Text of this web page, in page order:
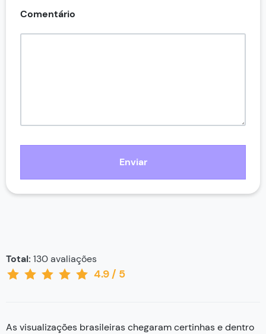
Comentário
Enviar
4.9 / 5
Total: 130avaliações
As visualizações brasileiras chegaram certinhas e dentro